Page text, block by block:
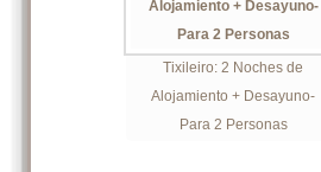
Tixileiro: 2 Noches de
Alojamiento + Desayuno-
Para 2 Personas